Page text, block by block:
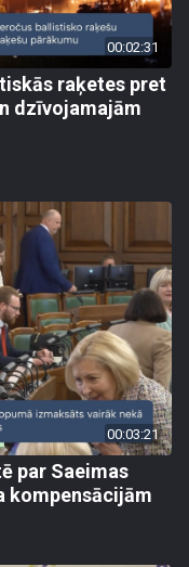
00:02:31
raķetes pret
dzīvojamajām
00:03:21
par Saeimas
kompensācijām